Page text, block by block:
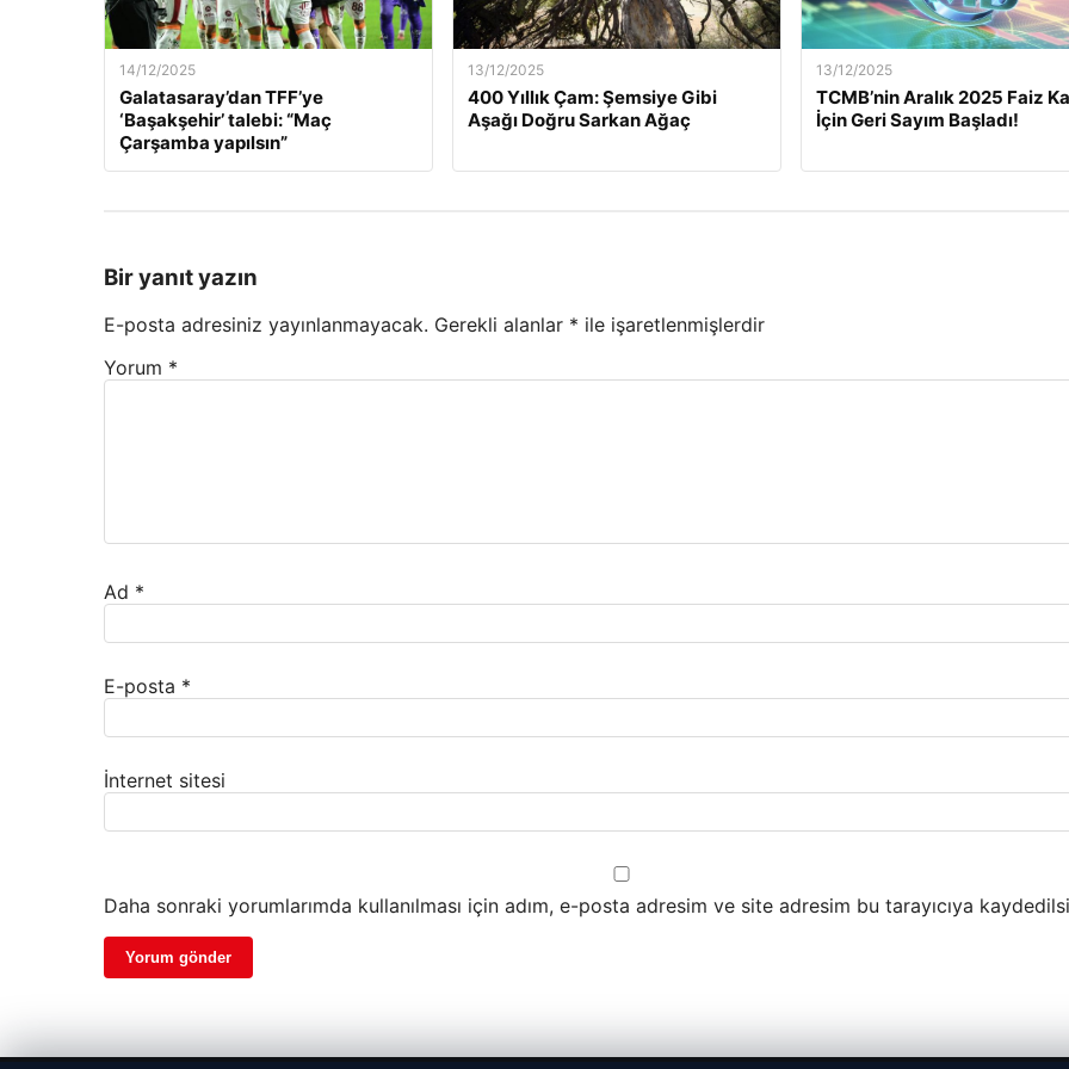
14/12/2025
Galatasaray’dan TFF’ye
‘Başakşehir’ talebi: “Maç
Çarşamba yapılsın”
13/12/2025
400 Yıllık Çam: Şemsiye Gibi
Aşağı Doğru Sarkan Ağaç
13/12/2025
TCMB’nin Aralık 2025 Faiz
İçin Geri Sayım Başladı!
Bir yanıt yazın
E-posta adresiniz yayınlanmayacak. Gerekli alanlar * ile işaretlenmişlerdir
Yorum *
Ad *
E-posta *
İnternet sitesi
Daha sonraki yorumlarımda kullanılması için adım, e-posta adresim ve site adresim bu tarayıcıya